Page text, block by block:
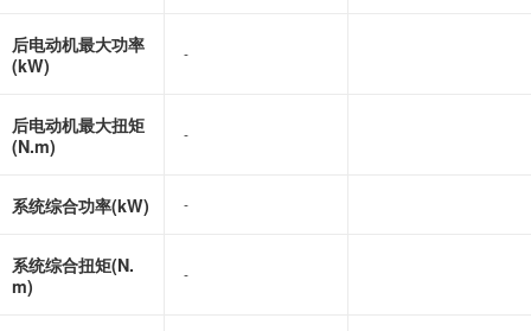
后电动机最大功率
(kW)
-
后电动机最大扭矩
(N.m)
-
系统综合功率(kW) -
系统综合扭矩(N.
m)
-
-
-
-
-